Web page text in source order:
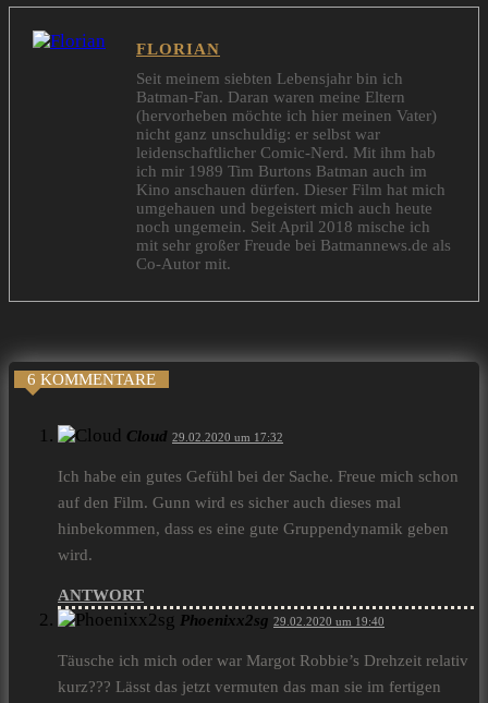
FLORIAN
Seit meinem siebten Lebensjahr bin ich
Batman-Fan. Daran waren meine Eltern
(hervorheben möchte ich hier meinen Vater)
nicht ganz unschuldig: er selbst war
leidenschaftlicher Comic-Nerd. Mit ihm hab
ich mir 1989 Tim Burtons Batman auch im
Kino anschauen dürfen. Dieser Film hat mich
umgehauen und begeistert mich auch heute
noch ungemein. Seit April 2018 mische ich
mit sehr großer Freude bei Batmannews.de als
Co-Autor mit.
6 KOMMENTARE
Cloud 29.02.2020 um 17:32
Ich habe ein gutes Gefühl bei der Sache. Freue mich schon
auf den Film. Gunn wird es sicher auch dieses mal
hinbekommen, dass es eine gute Gruppendynamik geben
wird.
ANTWORT
Phoenixx2sg 29.02.2020 um 19:40
Täusche ich mich oder war Margot Robbie’s Drehzeit relativ
kurz??? Lässt das jetzt vermuten das man sie im fertigen